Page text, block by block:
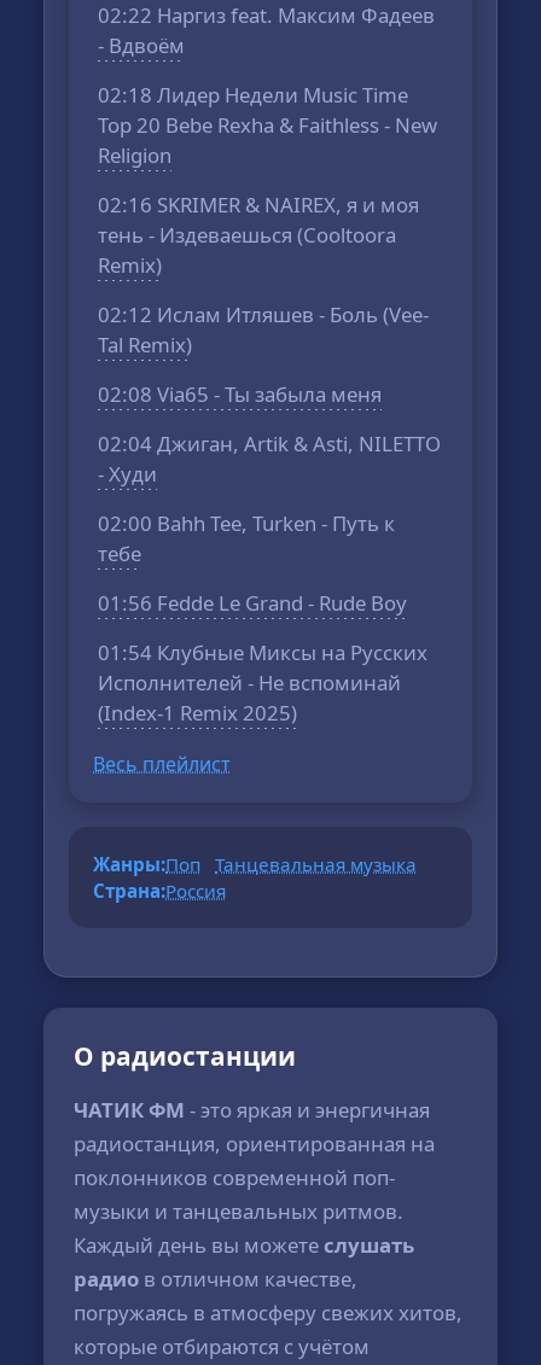
02:22 Наргиз feat. Максим Фадеев
- Вдвоём
02:18 Лидер Недели Music Time
Тор 20 Bebe Rexha & Faithless - New
Religion
02:16 SKRIMER & NAIREX, я и моя
тень - Издеваешься (Cooltoora
Remix)
02:12 Ислам Итляшев - Боль (Vee-
Tal Remix)
02:08 Via65 - Ты забыла меня
02:04 Джиган, Artik & Asti, NILETTO
- Худи
02:00 Bahh Tee, Turken - Путь к
тебе
01:56 Fedde Le Grand - Rude Boy
01:54 Клубные Миксы на Русских
Исполнителей - Не вспоминай
(Index-1 Remix 2025)
Весь плейлист
Жанры:Поп
Танцевальная музыка
Страна:Россия
О радиостанции
ЧАТИК ФМ - это яркая и энергичная
радиостанция, ориентированная на
поклонников современной поп-
музыки и танцевальных ритмов.
Каждый день вы можете слушать
радио в отличном качестве,
погружаясь в атмосферу свежих хитов,
которые отбираются с учётом